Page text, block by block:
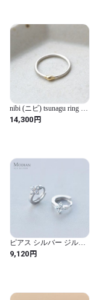
nibi (ニビ) tsunagu ring リ
ング 1.5mm (SV/K18) A-
002
14,300円
ピアス シルバー ジルコ
ニア 花 フラワー ラウン
ド フープ レディース 女
9,120円